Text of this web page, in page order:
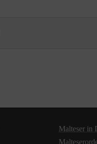
Malteser in